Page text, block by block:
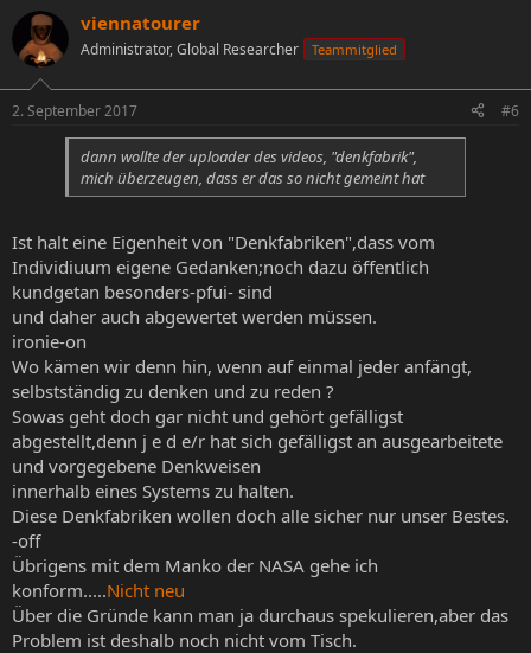
viennatourer
Administrator, Global Researcher Teammitglied
2. September 2017 #6
dann wollte der uploader des videos, "denkfabrik",
mich überzeugen, dass er das so nicht gemeint hat
Ist halt eine Eigenheit von "Denkfabriken",dass vom
Individiuum eigene Gedanken;noch dazu öffentlich
kundgetan besonders-pfui- sind
und daher auch abgewertet werden müssen.
ironie-on
Wo kämen wir denn hin, wenn auf einmal jeder anfängt,
selbstständig zu denken und zu reden ?
Sowas geht doch gar nicht und gehört gefälligst
abgestellt,denn j e d e/r hat sich gefälligst an ausgearbeitete
und vorgegebene Denkweisen
innerhalb eines Systems zu halten.
Diese Denkfabriken wollen doch alle sicher nur unser Bestes.
-off
Übrigens mit dem Manko der NASA gehe ich
konform.....Nicht neu
Über die Gründe kann man ja durchaus spekulieren,aber das
Problem ist deshalb noch nicht vom Tisch.